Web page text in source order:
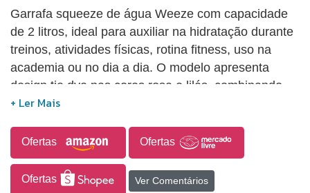
Garrafa squeeze de água Weeze com capacidade
de 2 litros, ideal para auxiliar na hidratação durante
treinos, atividades físicas, rotina fitness, uso na
academia ou no dia a dia. O modelo apresenta
design tie dye nas cores rosa e lilás, combinando
praticidade e estilo para transporte e uso frequente.
Ofertas Ofertas
Ofertas Ver Comentários